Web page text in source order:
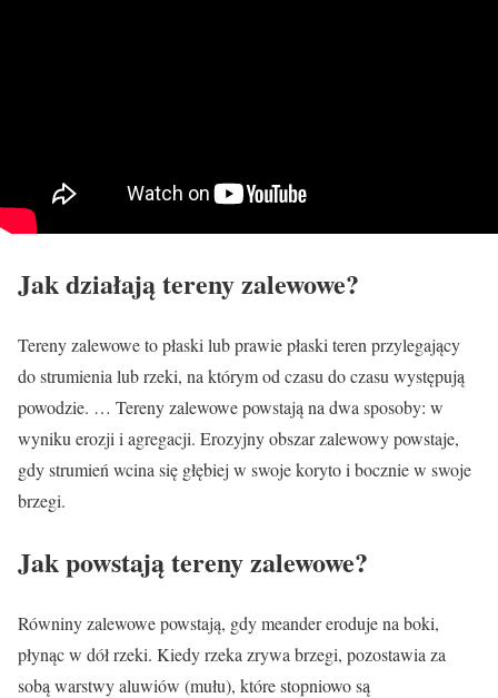
Jak działają tereny zalewowe?
Tereny zalewowe to płaski lub prawie płaski teren przylegający
do strumienia lub rzeki, na którym od czasu do czasu występują
powodzie. … Tereny zalewowe powstają na dwa sposoby: w
wyniku erozji i agregacji. Erozyjny obszar zalewowy powstaje,
gdy strumień wcina się głębiej w swoje koryto i bocznie w swoje
brzegi.
Jak powstają tereny zalewowe?
Równiny zalewowe powstają, gdy meander eroduje na boki,
płynąc w dół rzeki. Kiedy rzeka zrywa brzegi, pozostawia za
sobą warstwy aluwiów (mułu), które stopniowo są